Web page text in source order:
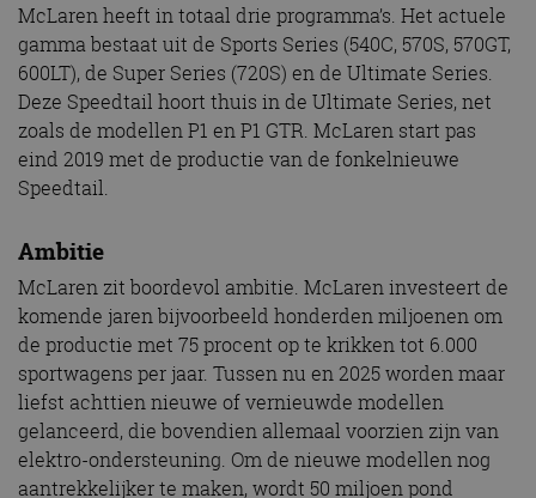
McLaren heeft in totaal drie programma’s. Het actuele
gamma bestaat uit de Sports Series (540C, 570S, 570GT,
600LT), de Super Series (720S) en de Ultimate Series.
Deze Speedtail hoort thuis in de Ultimate Series, net
zoals de modellen P1 en P1 GTR. McLaren start pas
eind 2019 met de productie van de fonkelnieuwe
Speedtail.
Ambitie
McLaren zit boordevol ambitie. McLaren investeert de
komende jaren bijvoorbeeld honderden miljoenen om
de productie met 75 procent op te krikken tot 6.000
sportwagens per jaar. Tussen nu en 2025 worden maar
liefst achttien nieuwe of vernieuwde modellen
gelanceerd, die bovendien allemaal voorzien zijn van
elektro-ondersteuning. Om de nieuwe modellen nog
aantrekkelijker te maken, wordt 50 miljoen pond